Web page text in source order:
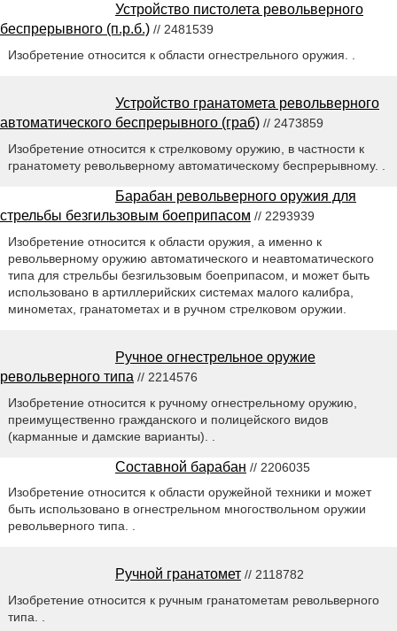
Устройство пистолета револьверного
беспрерывного (п.р.б.) // 2481539
Изобретение относится к области огнестрельного оружия. .
Устройство гранатомета револьверного
автоматического беспрерывного (граб) // 2473859
Изобретение относится к стрелковому оружию, в частности к
гранатомету револьверному автоматическому беспрерывному. .
Барабан револьверного оружия для
стрельбы безгильзовым боеприпасом // 2293939
Изобретение относится к области оружия, а именно к
револьверному оружию автоматического и неавтоматического
типа для стрельбы безгильзовым боеприпасом, и может быть
использовано в артиллерийских системах малого калибра,
минометах, гранатометах и в ручном стрелковом оружии.
Ручное огнестрельное оружие
револьверного типа // 2214576
Изобретение относится к ручному огнестрельному оружию,
преимущественно гражданского и полицейского видов
(карманные и дамские варианты). .
Составной барабан // 2206035
Изобретение относится к области оружейной техники и может
быть использовано в огнестрельном многоствольном оружии
револьверного типа. .
Ручной гранатомет // 2118782
Изобретение относится к ручным гранатометам револьверного
типа. .